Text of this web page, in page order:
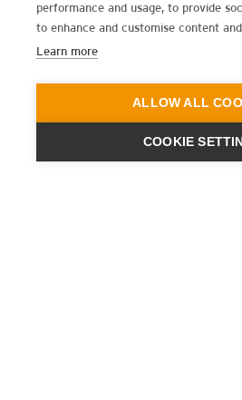
performance and usage, to provide
to enhance and customise content
Learn more
ALLOW ALL
COOKIE